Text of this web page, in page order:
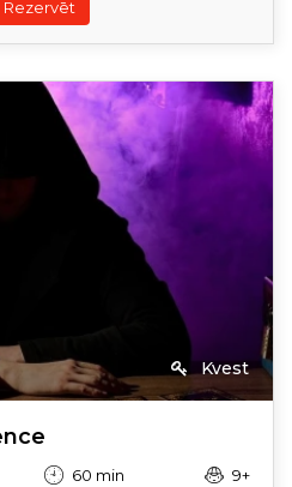
Rezervēt
Kvest
60 min
9+